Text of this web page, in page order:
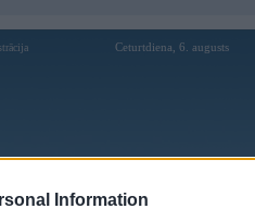
Information
Ceturtdiena, 6. augusts
Lietotāji